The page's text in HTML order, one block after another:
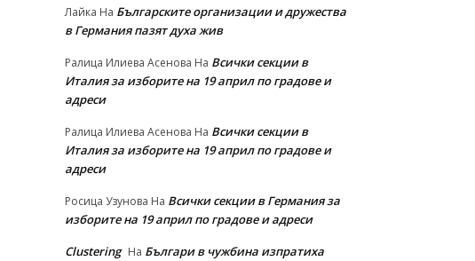
Лайка На Българските организации и дружества
в Германия пазят духа жив
Ралица Илиева Асенова На Всички секции в
Италия за изборите на 19 април по градове и
адреси
Ралица Илиева Асенова На Всички секции в
Италия за изборите на 19 април по градове и
адреси
Росица Узунова На Всички секции в Германия за
изборите на 19 април по градове и адреси
Clustering На Българи в чужбина изпратиха